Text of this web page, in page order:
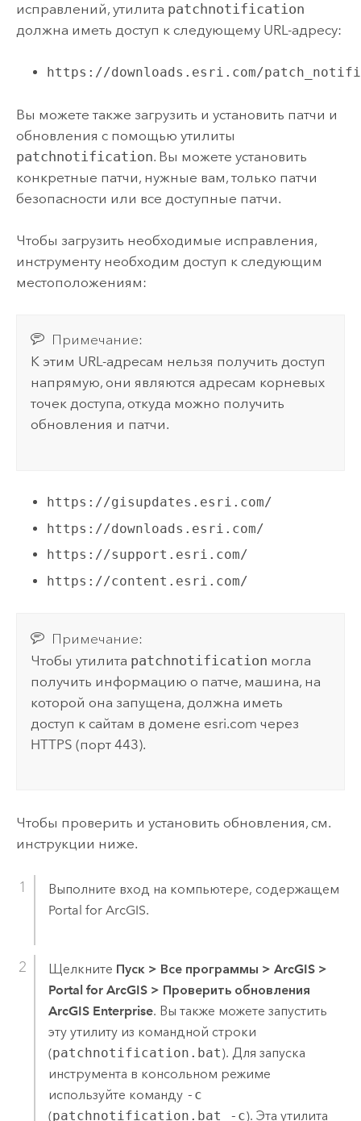
исправлений, утилита patchnotification
должна иметь доступ к следующему URL-адресу:
https://downloads.esri.com/
Вы можете также загрузить и установить патчи и
обновления с помощью утилиты
patchnotification. Вы можете установить
конкретные патчи, нужные вам, только патчи
безопасности или все доступные патчи.
Чтобы загрузить необходимые исправления,
инструменту необходим доступ к следующим
местоположениям:
Примечание:
К этим URL-адресам нельзя получить доступ
напрямую, они являются адресам корневых
точек доступа, откуда можно получить
обновления и патчи.
https://gisupdates.esri.com/
https://downloads.esri.com/
https://support.esri.com/
https://content.esri.com/
Примечание:
Чтобы утилита patchnotification могла
получить информацию о патче, машина, на
которой она запущена, должна иметь
доступ к сайтам в домене esri.com через
HTTPS (порт 443).
Чтобы проверить и установить обновления, см.
инструкции ниже.
Выполните вход на компьютере, содержащем
Portal for ArcGIS.
Щелкните Пуск > Все программы > ArcGIS >
Portal for ArcGIS > Проверить обновления
ArcGIS Enterprise. Вы также можете запустить
эту утилиту из командной строки
(patchnotification.bat). Для запуска
инструмента в консольном режиме
используйте команду -c
(patchnotification.bat -c). Эта утилита